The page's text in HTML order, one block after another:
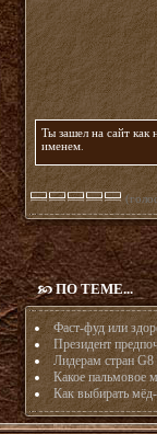
Ты зашел на сайт как
именем
ПО ТЕМЕ...
Фаст-фуд или
Президент
Лидерам стран
Какое пальмовое
Как выбирать